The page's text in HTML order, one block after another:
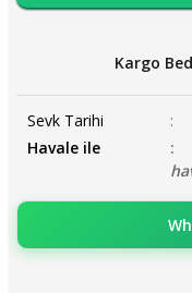
Kargo
Sevk Tarihi
Havale ile